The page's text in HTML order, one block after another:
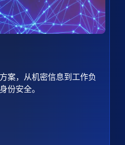
案，从机密信息到工作负
份安全。